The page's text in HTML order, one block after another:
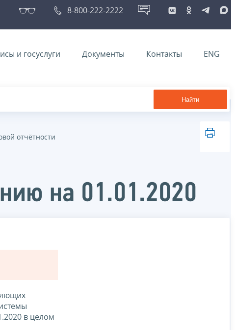
8-800-222-2222
и госуслуги Документы Контакты ENG
Найти
отчётности
на 01.01.2020
в целом